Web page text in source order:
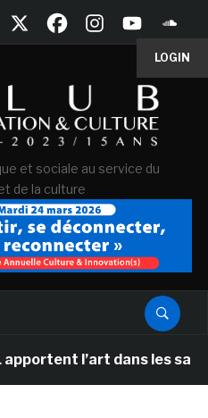
LOGIN
et sociale au service du
de la culture
l’art dans les salles